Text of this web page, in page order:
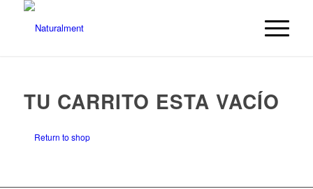
TU CARRITO ESTA VACÍO
Return to shop